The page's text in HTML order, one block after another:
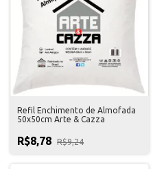
Refil Enchimento de Almofada
50x50cm Arte & Cazza
R$8,78 R$9,24